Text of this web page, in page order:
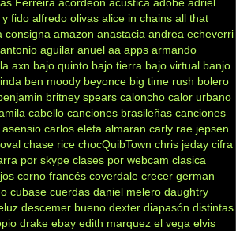
y fido alfredo olivas alice in chains all that
consigna amazon anastacia andrea echeverri
antonio aguilar anuel aa apps armando
axn bajo quinto bajo tierra bajo virtual banjo
ben moody beyonce big time rush bolero
britney spears caloncho calor urbano
cabello canciones brasileñas canciones
carlos eleta almaran carly rae jepsen
chase rice chocQuibTown chris jeday cifra
por skype clases por webcam clasica
corno francés coverdale crecer german
cubase cuerdas daniel melero daughtry
descemer bueno dexter diapasón distintas
drake ebay edith marquez el vega elvis